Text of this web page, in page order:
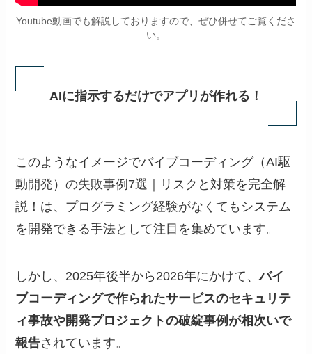
Youtube動画でも解説しておりますので、ぜひ併せてご覧くださ
い。
AIに指示するだけでアプリが作れる！
このようなイメージでバイブコーディング（AI駆
動開発）の失敗事例7選｜リスクと対策を完全解
説！は、プログラミング経験がなくてもシステム
を開発できる手法として注目を集めています。
しかし、2025年後半から2026年にかけて、バイ
ブコーディングで作られたサービスのセキュリテ
ィ事故や開発プロジェクトの破綻事例が相次いで
報告されています。